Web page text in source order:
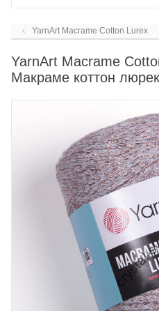
YarnArt Macrame Cotton Lurex
YarnArt Macrame
Макраме коттон